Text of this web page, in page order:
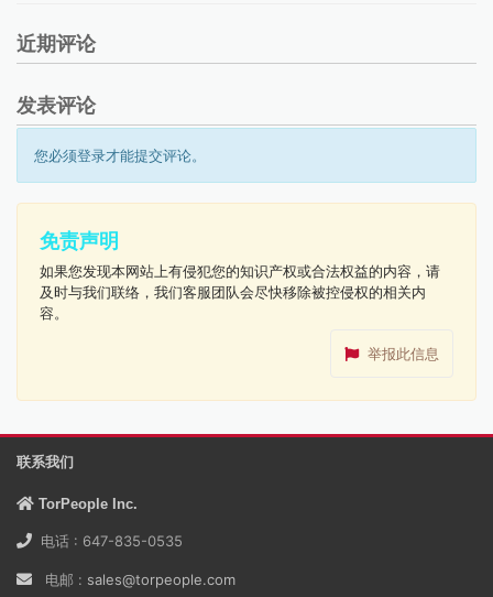
近期评论
发表评论
您必须登录才能提交评论。
免责声明
如果您发现本网站上有侵犯您的知识产权或合法权益的内容，请
及时与我们联络，我们客服团队会尽快移除被控侵权的相关内
容。
举报此信息
联系我们
TorPeople Inc.
电话 : 647-835-0535
电邮 : sales@torpeople.com